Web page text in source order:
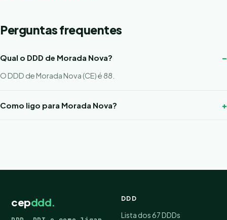
Perguntas frequentes
Qual o DDD de Morada Nova?
O DDD de Morada Nova (CE) é 88.
Como ligo para Morada Nova?
cepddd. DDD
Lista dos 67 DDDs